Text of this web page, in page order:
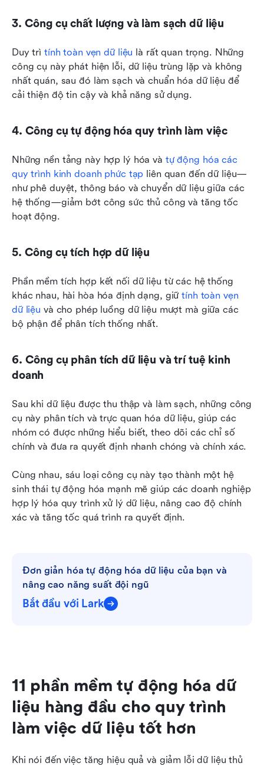
3. Công cụ chất lượng và làm sạch dữ liệu
Duy trì tính toàn vẹn dữ liệu là rất quan trọng. Những
công cụ này phát hiện lỗi, dữ liệu trùng lặp và không
nhất quán, sau đó làm sạch và chuẩn hóa dữ liệu để
cải thiện độ tin cậy và khả năng sử dụng.
4. Công cụ tự động hóa quy trình làm việc
Những nền tảng này hợp lý hóa và tự động hóa các
quy trình kinh doanh phức tạp liên quan đến dữ liệu—
như phê duyệt, thông báo và chuyển dữ liệu giữa các
hệ thống—giảm bớt công sức thủ công và tăng tốc
hoạt động.
5. Công cụ tích hợp dữ liệu
Phần mềm tích hợp kết nối dữ liệu từ các hệ thống
khác nhau, hài hòa hóa định dạng, giữ tính toàn vẹn
dữ liệu và cho phép luồng dữ liệu mượt mà giữa các
bộ phận để phân tích thống nhất.
6. Công cụ phân tích dữ liệu và trí tuệ kinh
doanh
Sau khi dữ liệu được thu thập và làm sạch, những công
cụ này phân tích và trực quan hóa dữ liệu, giúp các
nhóm có được những hiểu biết, theo dõi các chỉ số
chính và đưa ra quyết định nhanh chóng và chính xác.
Cùng nhau, sáu loại công cụ này tạo thành một hệ
sinh thái tự động hóa mạnh mẽ giúp các doanh nghiệp
hợp lý hóa quy trình xử lý dữ liệu, nâng cao độ chính
xác và tăng tốc quá trình ra quyết định.
Đơn giản hóa tự động hóa dữ liệu của bạn và
nâng cao năng suất đội ngũ
Bắt đầu với Lark
11 phần mềm tự động hóa dữ
liệu hàng đầu cho quy trình
làm việc dữ liệu tốt hơn
Khi nói đến việc tăng hiệu quả và giảm lỗi dữ liệu thủ